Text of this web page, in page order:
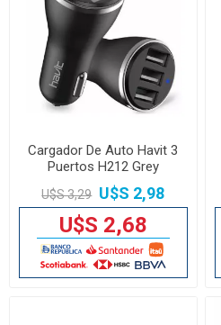
Cargador De Auto Havit 3
Puertos H212 Grey
U$S 3,29 U$S 2,98
U$S 2,68